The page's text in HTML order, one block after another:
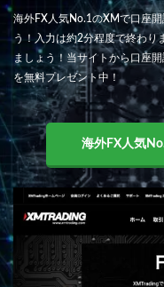
海外FX人気No.1のXMで口座
う！入力は約2分程度で終わり
ましょう！当サイトから口座
を無料プレゼント中！
海外FX人気